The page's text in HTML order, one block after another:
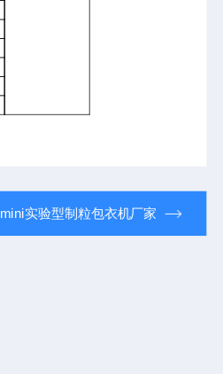
mini实验型制粒包衣机厂家